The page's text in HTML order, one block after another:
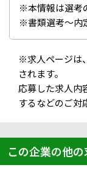
※本情報は選考
※書類選考～内
※求人ページは
されます。
応募した求人内
するなどのご対
この企業の他